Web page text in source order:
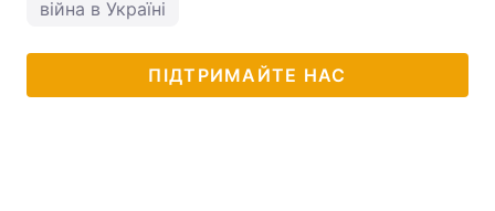
війна в Україні
ПІДТРИМАЙТЕ НАС